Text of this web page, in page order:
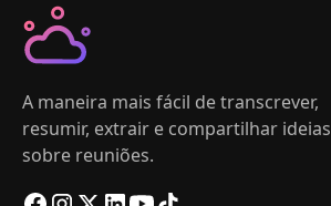
A maneira mais fácil de transcrever,
resumir, extrair e compartilhar ideias
sobre reuniões.